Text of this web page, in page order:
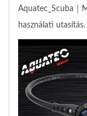
Aquatec_Scuba｜
használati utasítás.